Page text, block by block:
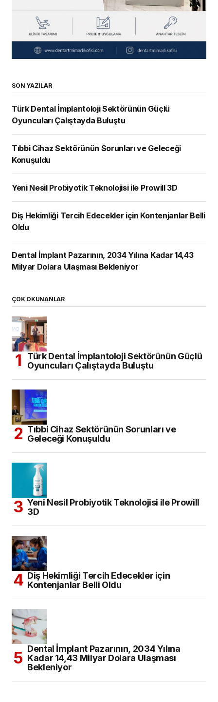
SON YAZILAR
Türk Dental İmplantoloji Sektörünün Güçlü
Oyuncuları Çalıştayda Buluştu
Tıbbi Cihaz Sektörünün Sorunları ve Geleceği
Konuşuldu
Yeni Nesil Probiyotik Teknolojisi ile Prowill 3D
Diş Hekimliği Tercih Edecekler için Kontenjanlar Belli
Oldu
Dental İmplant Pazarının, 2034 Yılına Kadar 14,43
Milyar Dolara Ulaşması Bekleniyor
ÇOK OKUNANLAR
Türk Dental İmplantoloji Sektörünün Güçlü
Oyuncuları Çalıştayda Buluştu
Tıbbi Cihaz Sektörünün Sorunları ve
Geleceği Konuşuldu
Yeni Nesil Probiyotik Teknolojisi ile Prowill
3D
Diş Hekimliği Tercih Edecekler için
Kontenjanlar Belli Oldu
Dental İmplant Pazarının, 2034 Yılına
Kadar 14,43 Milyar Dolara Ulaşması
Bekleniyor